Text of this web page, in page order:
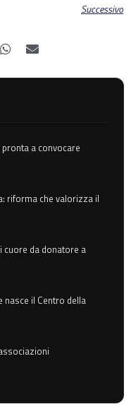
Successivo
a convocare
riforma che valorizza il
cuore da donatore a
nasce il Centro della